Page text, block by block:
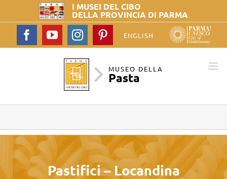
I MUSEI DELCIBO
DELLA PROVINCIA DI PARMA
ENGLISH
FacebookYouTubeInstagramPinterest
MUSEO DELLA
Pasta
Pastifici – Locandina